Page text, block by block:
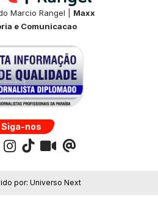
Marcio Rangel | Maxx
e Comunicacao
Siga-nos
por: Universo Next